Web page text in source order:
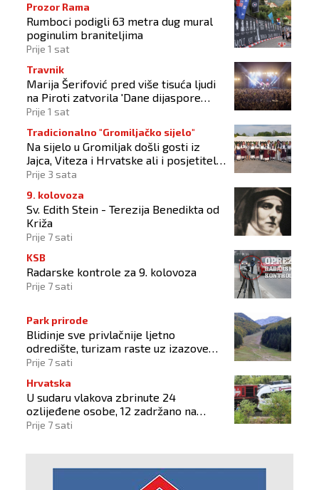
Prozor Rama
Rumboci podigli 63 metra dug mural
poginulim braniteljima
Prije 1 sat
Travnik
Marija Šerifović pred više tisuća ljudi
na Piroti zatvorila 'Dane dijaspore
2026'
Prije 1 sat
Tradicionalno "Gromiljačko sijelo"
Na sijelo u Gromiljak došli gosti iz
Jajca, Viteza i Hrvatske ali i posjetitelji
od Austrije do Australije
Prije 3 sata
9. kolovoza
Sv. Edith Stein - Terezija Benedikta od
Križa
Prije 7 sati
KSB
Radarske kontrole za 9. kolovoza
Prije 7 sati
Park prirode
Blidinje sve privlačnije ljetno
odredište, turizam raste uz izazove
očuvanja prirode
Prije 7 sati
Hrvatska
U sudaru vlakova zbrinute 24
ozlijeđene osobe, 12 zadržano na
liječenju
Prije 7 sati